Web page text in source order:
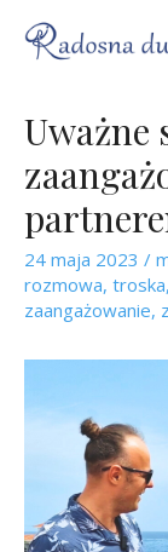
Uważne
24 maja 2023 /
rozmowa, troska,
zaangażowanie,